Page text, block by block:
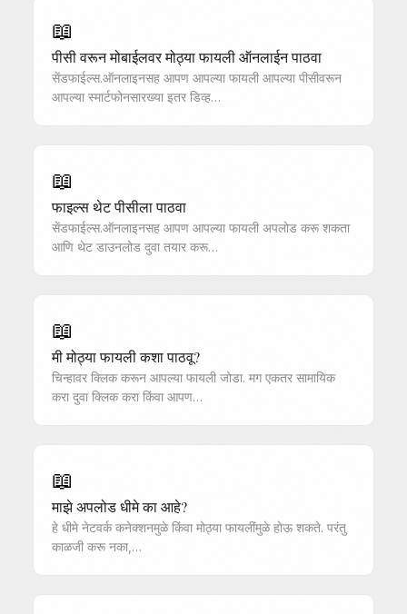
📖
पीसी वरून मोबाईलवर मोठ्या फायली ऑनलाईन पाठवा
सेंडफाईल्स.ऑनलाइनसह आपण आपल्या फायली आपल्या पीसीवरून
आपल्या स्मार्टफोनसारख्या इतर डिव्ह…
📖
फाइल्स थेट पीसीला पाठवा
सेंडफाईल्स.ऑनलाइनसह आपण आपल्या फायली अपलोड करू शकता
आणि थेट डाउनलोड दुवा तयार करू…
📖
मी मोठ्या फायली कशा पाठवू?
चिन्हावर क्लिक करून आपल्या फायली जोडा. मग एकतर सामायिक
करा दुवा क्लिक करा किंवा आपण…
📖
माझे अपलोड धीमे का आहे?
हे धीमे नेटवर्क कनेक्शनमुळे किंवा मोठ्या फायलींमुळे होऊ शकते. परंतु
काळजी करू नका,…